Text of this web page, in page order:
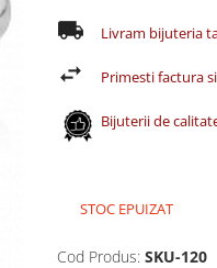
Livram bijuteria
Primesti factura
Bijuterii de
STOC EPUIZAT
Cod Produs: SKU-120